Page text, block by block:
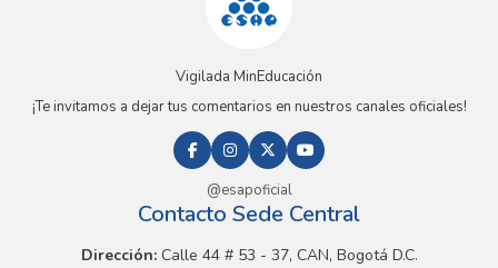
Vigilada MinEducación
¡Te invitamos a dejar tus comentarios en nuestros canales oficiales!
@esapoficial
Contacto Sede Central
Dirección:Calle 44 # 53 - 37, CAN, Bogotá D.C.